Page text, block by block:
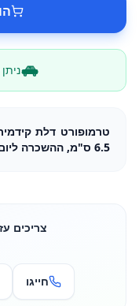
6.5 ס"מ, ההשכרה ליום אירוע (ללא גסטרונומים)
צריכים
חייגו